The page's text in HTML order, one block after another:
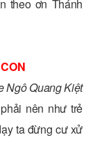
theo ơn Thánh
Ngô Quang Kiệt
nên như trẻ
ta đừng cư xử